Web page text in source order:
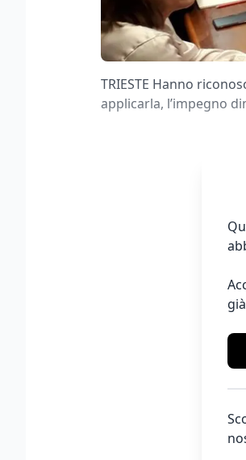
TRIESTE Hanno
applicarla, l’impegno